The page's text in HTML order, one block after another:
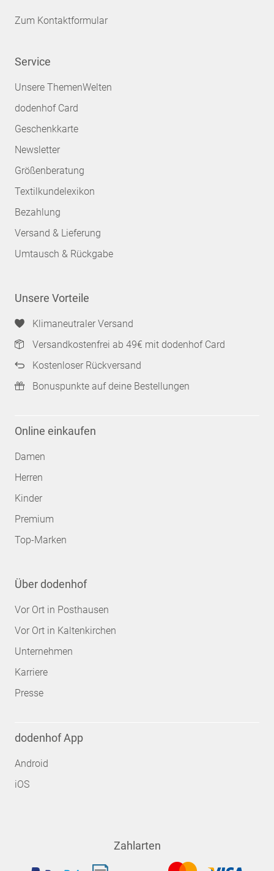
Zum Kontaktformular
Service
Unsere ThemenWelten
dodenhof Card
Geschenkkarte
Newsletter
Größenberatung
Textilkundelexikon
Bezahlung
Versand & Lieferung
Umtausch & Rückgabe
Unsere Vorteile
Klimaneutraler Versand
Versandkostenfrei ab 49€ mit dodenhof Card
Kostenloser Rückversand
Bonuspunkte auf deine Bestellungen
Online einkaufen
Damen
Herren
Kinder
Premium
Top-Marken
Über dodenhof
Vor Ort in Posthausen
Vor Ort in Kaltenkirchen
Unternehmen
Karriere
Presse
dodenhof App
Android
iOS
Zahlarten